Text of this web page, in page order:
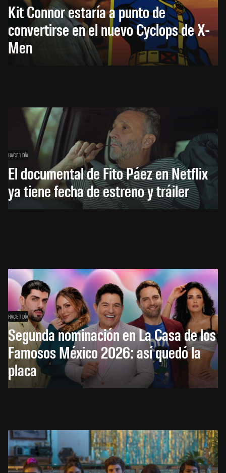
Kit Connor estaría a punto de
convertirse en el nuevo Cyclops de X-
Men
HACE 1 DÍA
El documental de Fito Páez en Netflix
ya tiene fecha de estreno y tráiler
HACE 1 DÍA
Segunda nominación en La Casa de los
Famosos México 2026: así quedó la
placa